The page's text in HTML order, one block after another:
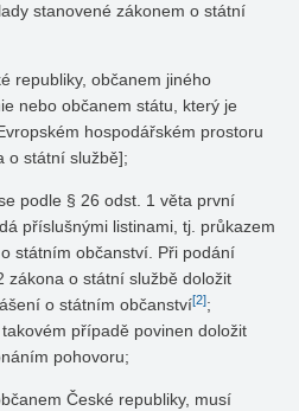
stanovené zákonem o státní
republiky, občanem jiného
nebo občanem státu, který je
hospodářském prostoru
o státní službě];
podle § 26 odst. 1 věta první
příslušnými listinami, tj. průkazem
státním občanství. Při podání
zákona o státní službě doložit
o státním občanství[2];
případě povinen doložit
pohovoru;
České republiky, musí